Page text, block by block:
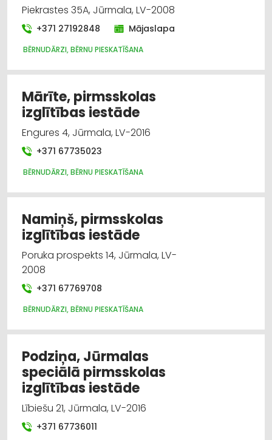
Piekrastes 35A, Jūrmala, LV-2008
+371 27192848 Mājaslapa
BĒRNUDĀRZI, BĒRNU PIESKATĪŠANA
Mārīte, pirmsskolas
izglītības iestāde
Engures 4, Jūrmala, LV-2016
+371 67735023
BĒRNUDĀRZI, BĒRNU PIESKATĪŠANA
Namiņš, pirmsskolas
izglītības iestāde
Poruka prospekts 14, Jūrmala, LV-
2008
+371 67769708
BĒRNUDĀRZI, BĒRNU PIESKATĪŠANA
Podziņa, Jūrmalas
speciālā pirmsskolas
izglītības iestāde
Lībiešu 21, Jūrmala, LV-2016
+371 67736011